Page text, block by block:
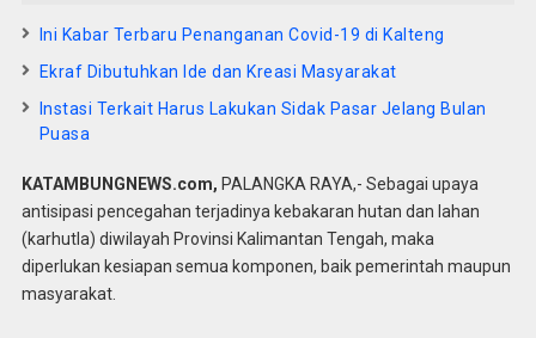
Ini Kabar Terbaru Penanganan Covid-19 di Kalteng
Ekraf Dibutuhkan Ide dan Kreasi Masyarakat
Instasi Terkait Harus Lakukan Sidak Pasar Jelang Bulan
Puasa
KATAMBUNGNEWS.com, PALANGKA RAYA,- Sebagai upaya
antisipasi pencegahan terjadinya kebakaran hutan dan lahan
(karhutla) diwilayah Provinsi Kalimantan Tengah, maka
diperlukan kesiapan semua komponen, baik pemerintah maupun
masyarakat.